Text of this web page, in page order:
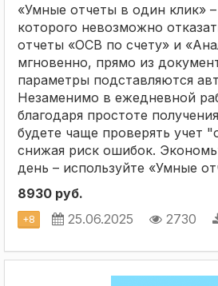
«Умные отчеты в один клик»
которого невозможно
отчеты «ОСВ по счету» и
мгновенно, прямо из
параметры подставляются
Незаменимо в ежедневной
благодаря простоте
будете чаще проверять учет
снижая риск ошибок.
день – используйте «Умные
8930 руб.
+8 25.06.2025 2730